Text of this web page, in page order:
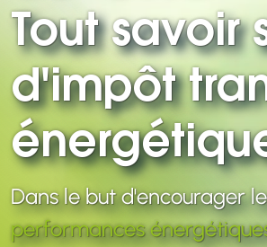
Tout savoir
d'impôt
Dans le but d'encourager
performances